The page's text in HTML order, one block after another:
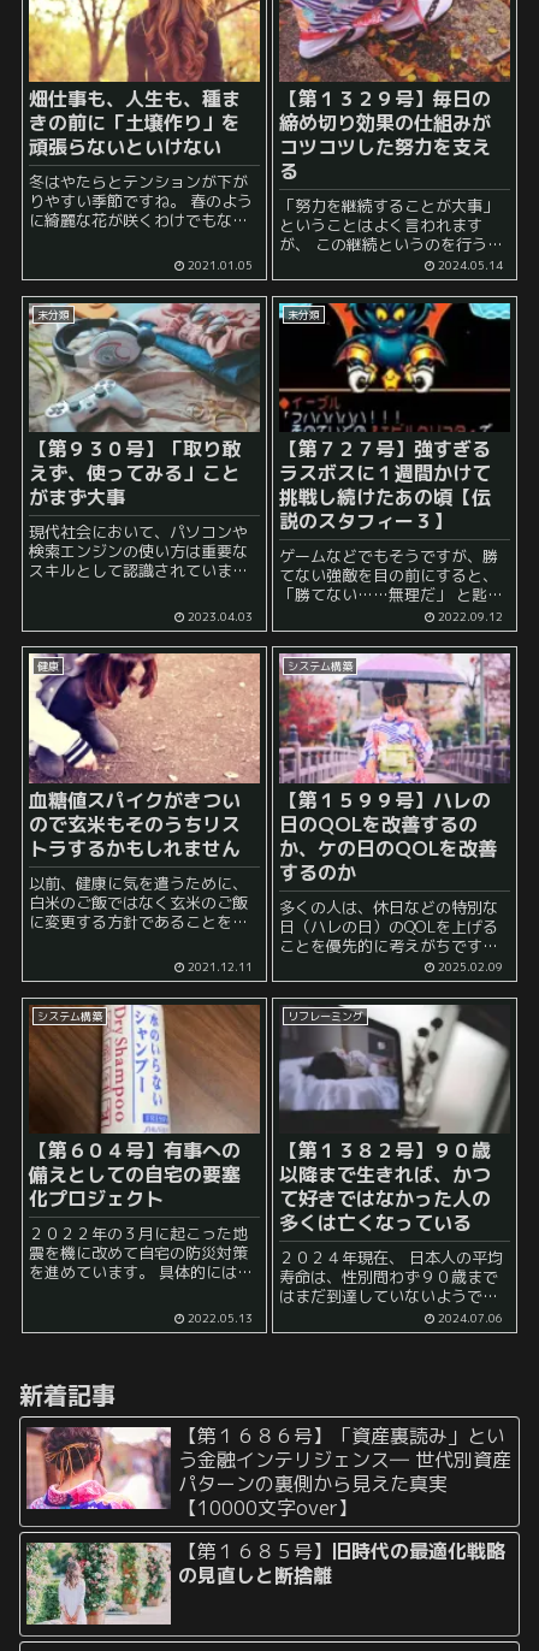
畑仕事も、人生も、種ま
きの前に「土壌作り」を
頑張らないといけない
冬はやたらとテンションが下が
りやすい季節ですね。 春のよう
に綺麗な花が咲くわけでもなけ
が育つ様を目の当たりにするこ
ともなく、 秋のように、収穫物
をとることができるわけでもあ
りません。 ...
2021.01.05
【第１３２９号】毎日の
締め切り効果の仕組みが
コツコツした努力を支え
る
「努力を継続することが大事」
ということはよく言われます
が、 この継続というのを行うの
がなかなか難しく、多くの人を
悩ませます。 ついつい、調子が
悪い日などにおいては、 「これ
は明日でも大丈夫なのではない
2024.05.14
未分類
【第９３０号】「取り敢
えず、使ってみる」こと
がまず大事
現代社会において、パソコンや
検索エンジンの使い方は重要な
スキルとして認識されていま
これらの基本的なスキルだけで
はなく、AIの使い方も求められ
るようになりました。AIを使い
こなすためには、基礎知識を身
につけるこ...
2023.04.03
未分類
【第７２７号】強すぎる
ラスボスに１週間かけて
挑戦し続けたあの頃【伝
説のスタフィー３】
ゲームなどでもそうですが、勝
てない強敵を目の前にすると、
「勝てない……無理だ」 と匙を
ろう」 と考えて何度も挑戦し続
ける人とで２パターンに分かれ
るようです。 私自身小さい頃
は、...
2022.09.12
健康
血糖値スパイクがきつい
ので玄米もそのうちリス
トラするかもしれません
以前、健康に気を遣うために、
白米のご飯ではなく玄米のご飯
に変更する方針であることを書
たのは今から1年以上も前のこと
ですが、あれから白米は完全に
リストラしています。 そして、
玄米ご飯の口...
2021.12.11
システム構築
【第１５９９号】ハレの
日のQOLを改善するの
か、ケの日のQOLを改善
するのか
多くの人は、休日などの特別な
日（ハレの日）のQOLを上げる
ことを優先的に考えがちです。
旅行やカフェ巡りなど、非日常
的な体験を通して充実感を得よ
うとするのは自然な欲求でしょ
う。 しかし、人生全体で考える
と、ハレの日は週に2日程...
2025.02.09
システム構築
【第６０４号】有事への
備えとしての自宅の要塞
化プロジェクト
２０２２年の３月に起こった地
震を機に改めて自宅の防災対策
を進めています。 具体的には、
が主です。 ほとんどの人は、防
2022.05.13
リフレーミング
【第１３８２号】９０歳
以降まで生きれば、かつ
て好きではなかった人の
多くは亡くなっている
２０２４年現在、 日本人の平均
寿命は、性別問わず９０歳まで
はまだ到達していないようで
と言われるようになったので、
2024.07.06
新着記事
【第１６８６号】「資産裏読み」とい
う金融インテリジェンス― 世代別資産
パターンの裏側から見えた真実
【10000文字over】
【第１６８５号】 旧時代の最適化戦略
の見直しと断捨離